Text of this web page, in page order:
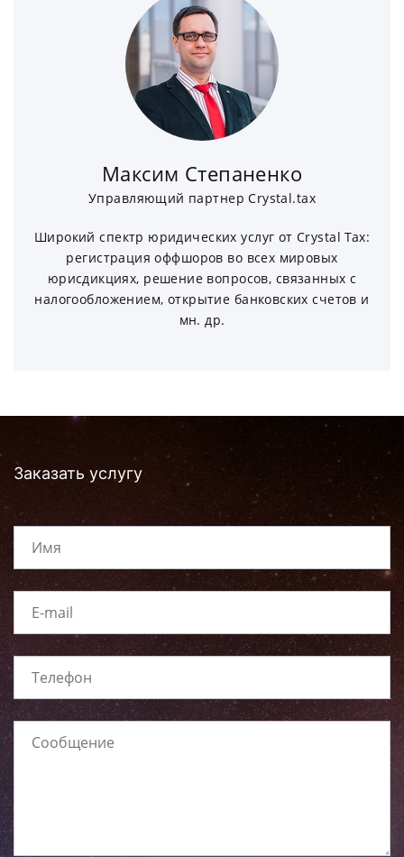
Максим Степаненко
Управляющий партнер Crystal.tax
Широкий спектр юридических услуг от Crystal Tax:
регистрация оффшоров во всех мировых
юрисдикциях, решение вопросов, связанных с
налогообложением, открытие банковских счетов и
мн. др.
Заказать услугу